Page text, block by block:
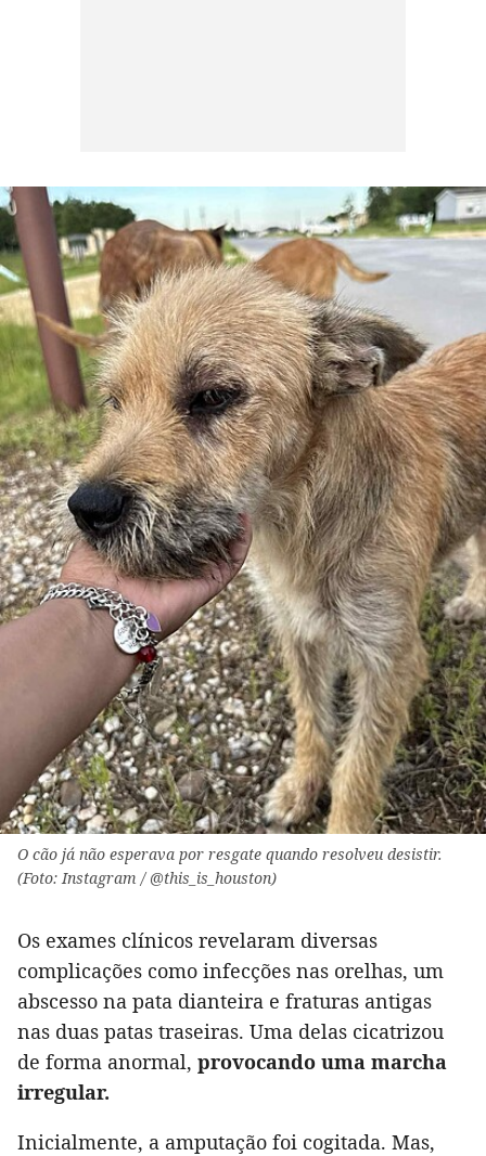
O cão já não esperava por resgate quando resolveu desistir.
(Foto: Instagram / @this_is_houston)
Os exames clínicos revelaram diversas
complicações como infecções nas orelhas, um
abscesso na pata dianteira e fraturas antigas
nas duas patas traseiras. Uma delas cicatrizou
de forma anormal, provocando uma marcha
irregular.
Inicialmente, a amputação foi cogitada. Mas,